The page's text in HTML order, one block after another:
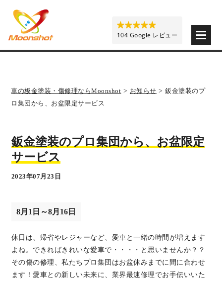
車の板金塗装・傷修理ならMoonshot > お知らせ >鈑金塗装のプ
ロ集団から、お盆限定サービス
鈑金塗装のプロ集団から、お盆限定
サービス
2023年07月23日
8月1日～8月16日
休日は、帰省やレジャーなど、愛車と一緒の時間が増えます
よね。できればきれいな愛車で・・・・と思いませんか？？
その傷の修理、私たちプロ集団はお盆休みまでに間に合わせ
ます！愛車との新しい未来に、業界最速修理でお手伝いいた
104 Google レビュー